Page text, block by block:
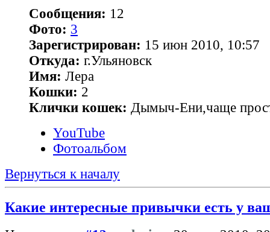
Сообщения: 12
Фото: 3
Зарегистрирован: 15 июн 2010, 10:57
Откуда: г.Ульяновск
Имя: Лера
Кошки: 2
Клички кошек: Дымыч-Ени,чаще
YouTube
Фотоальбом
Вернуться к началу
Какие интересные привычки есть у